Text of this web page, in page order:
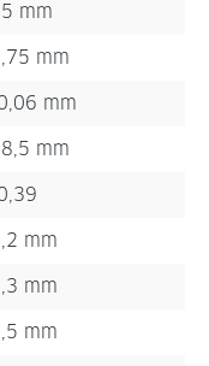
mm
mm
mm
mm
mm
mm
mm